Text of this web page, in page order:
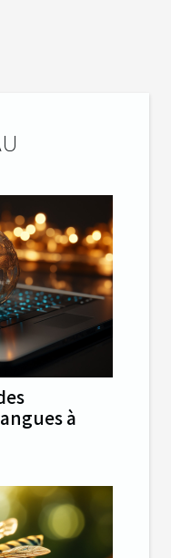
à